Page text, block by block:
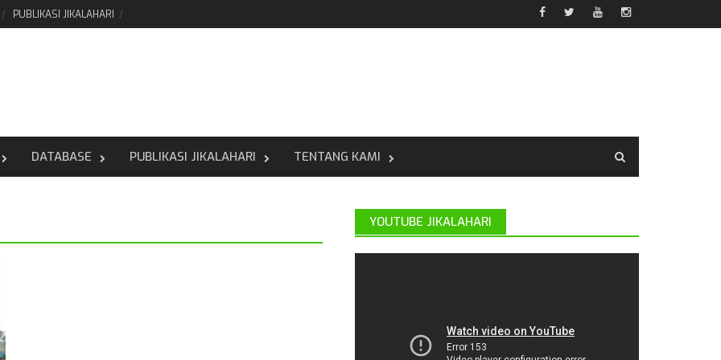
PUBLIKASI JIKALAHARI
DATABASE PUBLIKASI JIKALAHARI TENTANG KAMI
YOUTUBE JIKALAHARI